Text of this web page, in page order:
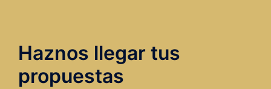
Haznos llegar tus
propuestas